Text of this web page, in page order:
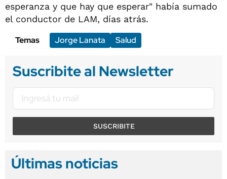
esperanza y que hay que esperar" había sumado
el conductor de LAM, días atrás.
Temas
Jorge Lanata Salud
Suscribite al Newsletter
SUSCRIBITE
Últimas noticias